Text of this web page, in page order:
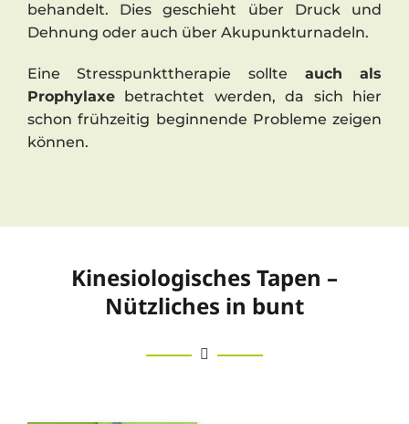
behandelt. Dies geschieht über Druck und
Dehnung oder auch über Akupunkturnadeln.
Eine Stresspunkttherapie sollte auch als
Prophylaxebetrachtet werden, da sich hier
schon frühzeitig beginnende Probleme zeigen
können.
Kinesiologisches Tapen –
Nützliches in bunt